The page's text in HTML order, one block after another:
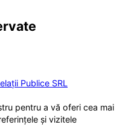
Publice SRL
pentru a vă oferi cea mai
și vizitele